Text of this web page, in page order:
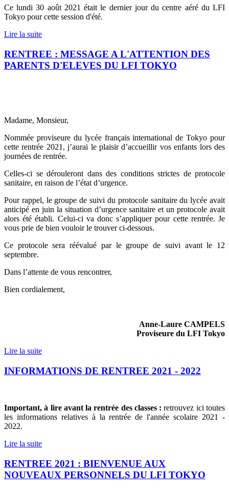
Ce lundi 30 août 2021 était le dernier jour du centre aéré du LFI
Tokyo pour cette session d'été.
Lire la suite
RENTREE : MESSAGE A L'ATTENTION DES
PARENTS D'ELEVES DU LFI TOKYO
Madame, Monsieur,
Nommée proviseure du lycée français international de Tokyo pour
cette rentrée 2021, j’aurai le plaisir d’accueillir vos enfants lors des
journées de rentrée.
Celles-ci se dérouleront dans des conditions strictes de protocole
sanitaire, en raison de l’état d’urgence.
Pour rappel, le groupe de suivi du protocole sanitaire du lycée avait
anticipé en juin la situation d’urgence sanitaire et un protocole avait
alors été établi. Celui-ci va donc s’appliquer pour cette rentrée. Je
vous prie de bien vouloir le trouver ci-dessous.
Ce protocole sera réévalué par le groupe de suivi avant le 12
septembre.
Dans l’attente de vous rencontrer,
Bien cordialement,
Anne-Laure CAMPELS
Proviseure du LFI Tokyo
Lire la suite
INFORMATIONS DE RENTREE 2021 - 2022
Important, à lire avant la rentrée des classes : retrouvez ici toutes
les informations relatives à la rentrée de l'année scolaire 2021 -
2022.
Lire la suite
RENTREE 2021 : BIENVENUE AUX
NOUVEAUX PERSONNELS DU LFI TOKYO